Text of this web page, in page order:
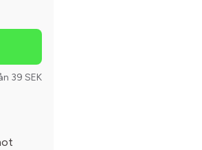
39 SEK